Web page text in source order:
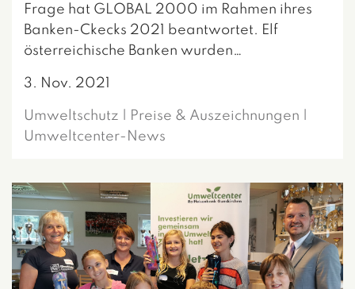
Frage hat GLOBAL 2000 im Rahmen ihres
Banken-Ckecks 2021 beantwortet. Elf
österreichische Banken wurden…
3. Nov. 2021
Umweltschutz | Preise & Auszeichnungen |
Umweltcenter-News